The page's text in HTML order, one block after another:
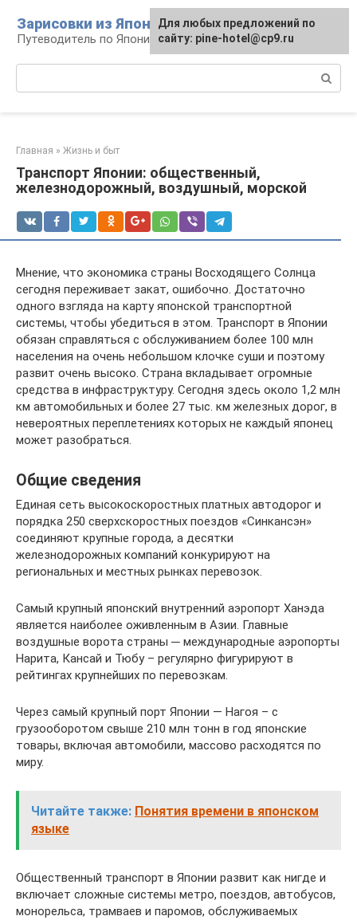
контенту
Зарисовки из Японии
Путеводитель по Японии
Главная » Жизнь и быт
Транспорт Японии: общественный,
железнодорожный, воздушный, морской
Мнение, что экономика страны Восходящего Солнца
сегодня переживает закат, ошибочно. Достаточно
одного взгляда на карту японской транспортной
системы, чтобы убедиться в этом. Транспорт в Японии
обязан справляться с обслуживанием более 100 млн
населения на очень небольшом клочке суши и поэтому
развит очень высоко. Страна вкладывает огромные
средства в инфраструктуру. Сегодня здесь около 1,2 млн
км автомобильных и более 27 тыс. км железных дорог, в
невероятных переплетениях которых не каждый японец
может разобраться.
Общие сведения
Единая сеть высокоскоростных платных автодорог и
порядка 250 сверхскоростных поездов «Синкансэн»
соединяют крупные города, а десятки
железнодорожных компаний конкурируют на
региональных и местных рынках перевозок.
Самый крупный японский внутренний аэропорт Ханэда
является наиболее оживленным в Азии. Главные
воздушные ворота страны ─ международные аэропорты
Нарита, Кансай и Тюбу – регулярно фигурируют в
рейтингах крупнейших по перевозкам.
Через самый крупный порт Японии — Нагоя – с
грузооборотом свыше 210 млн тонн в год японские
товары, включая автомобили, массово расходятся по
миру.
Читайте также: Понятия времени в японском
языке
Общественный транспорт в Японии развит как нигде и
включает сложные системы метро, поездов, автобусов,
монорельса, трамваев и паромов, обслуживаемых
Для любых предложений по
сайту: pine-hotel@cp9.ru